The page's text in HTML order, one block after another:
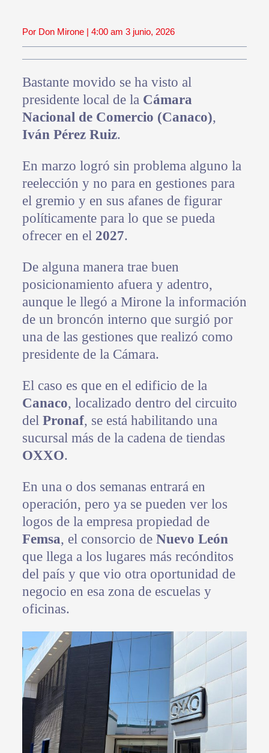
Por Don Mirone | 4:00 am 3 junio, 2026
Bastante movido se ha visto al
presidente local de la Cámara
Nacional de Comercio (Canaco),
Iván Pérez Ruiz.
En marzo logró sin problema alguno la
reelección y no para en gestiones para
el gremio y en sus afanes de figurar
políticamente para lo que se pueda
ofrecer en el 2027.
De alguna manera trae buen
posicionamiento afuera y adentro,
aunque le llegó a Mirone la información
de un broncón interno que surgió por
una de las gestiones que realizó como
presidente de la Cámara.
El caso es que en el edificio de la
Canaco, localizado dentro del circuito
del Pronaf, se está habilitando una
sucursal más de la cadena de tiendas
OXXO.
En una o dos semanas entrará en
operación, pero ya se pueden ver los
logos de la empresa propiedad de
Femsa, el consorcio de Nuevo León
que llega a los lugares más recónditos
del país y que vio otra oportunidad de
negocio en esa zona de escuelas y
oficinas.